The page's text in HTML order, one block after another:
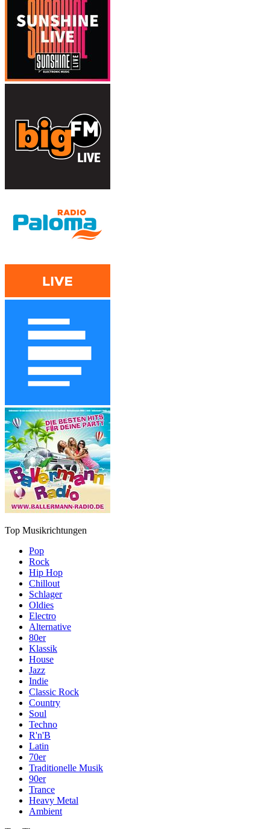
Top Musikrichtungen
Pop
Rock
Hip Hop
Chillout
Schlager
Oldies
Electro
Alternative
80er
Klassik
House
Jazz
Indie
Classic Rock
Country
Soul
Techno
R'n'B
Latin
70er
Traditionelle Musik
90er
Trance
Heavy Metal
Ambient